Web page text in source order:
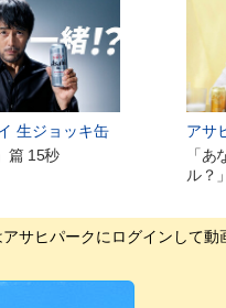
生ジョッキ缶
篇 15秒
アサ
「
ル？
サヒパークにログインして動